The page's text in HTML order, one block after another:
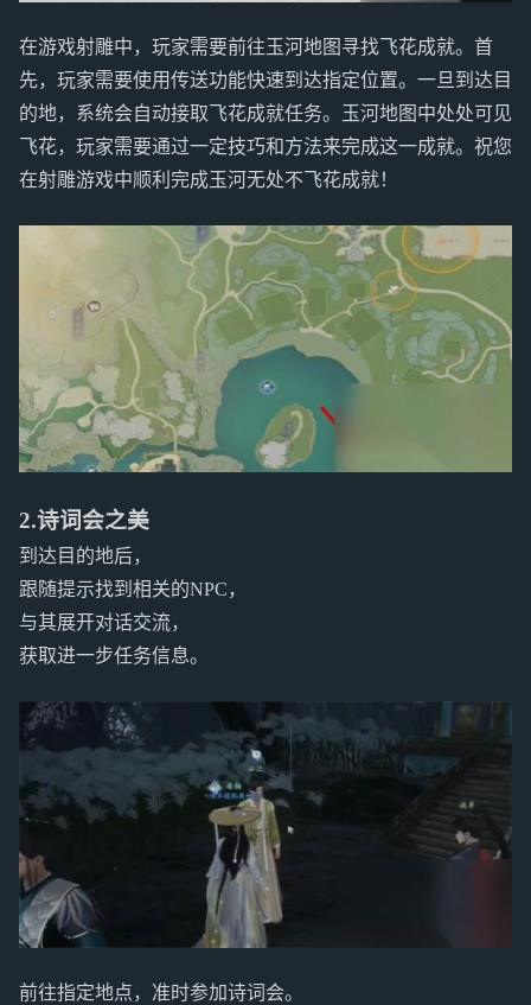
在游戏射雕中，玩家需要前往玉河地图寻找飞花成就。首
先，玩家需要使用传送功能快速到达指定位置。一旦到达目
的地，系统会自动接取飞花成就任务。玉河地图中处处可见
飞花，玩家需要通过一定技巧和方法来完成这一成就。祝您
在射雕游戏中顺利完成玉河无处不飞花成就！
2.诗词会之美
到达目的地后，
跟随提示找到相关的NPC，
与其展开对话交流，
获取进一步任务信息。
前往指定地点，准时参加诗词会。